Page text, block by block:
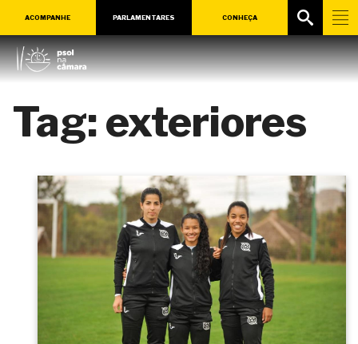
ACOMPANHE PARLAMENTARES CONHEÇA
Tag:exteriores